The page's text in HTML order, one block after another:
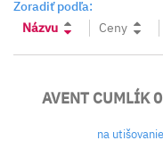
Zoradiť podľa:
Názvu
Ceny
AVENT CUMLÍK
na